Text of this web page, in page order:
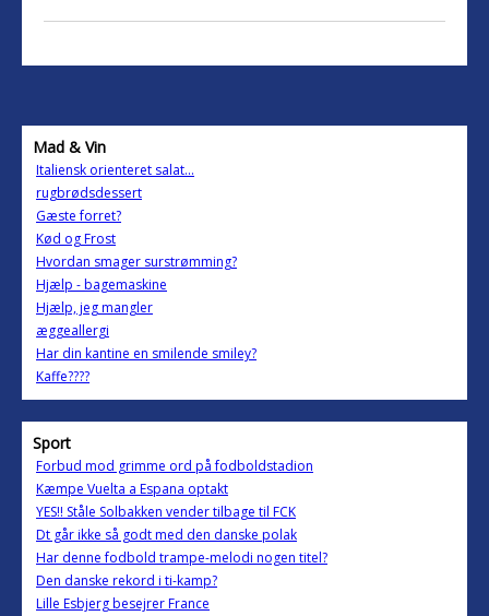
Mad & Vin
Italiensk orienteret salat...
rugbrødsdessert
Gæste forret?
Kød og Frost
Hvordan smager surstrømming?
Hjælp - bagemaskine
Hjælp, jeg mangler
æggeallergi
Har din kantine en smilende smiley?
Kaffe????
Sport
Forbud mod grimme ord på fodboldstadion
Kæmpe Vuelta a Espana optakt
YES!! Ståle Solbakken vender tilbage til FCK
Dt går ikke så godt med den danske polak
Har denne fodbold trampe-melodi nogen titel?
Den danske rekord i ti-kamp?
Lille Esbjerg besejrer France